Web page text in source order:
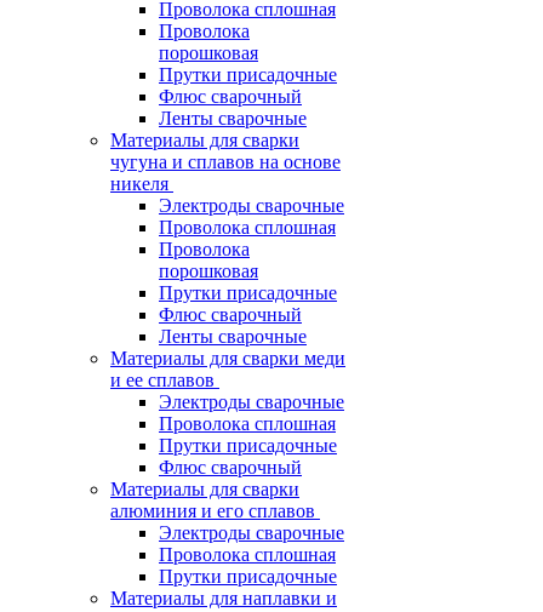
Проволока сплошная
Проволока
порошковая
Прутки присадочные
Флюс сварочный
Ленты сварочные
Материалы для сварки
чугуна и сплавов на основе
никеля
Электроды сварочные
Проволока сплошная
Проволока
порошковая
Прутки присадочные
Флюс сварочный
Ленты сварочные
Материалы для сварки меди
и ее сплавов
Электроды сварочные
Проволока сплошная
Прутки присадочные
Флюс сварочный
Материалы для сварки
алюминия и его сплавов
Электроды сварочные
Проволока сплошная
Прутки присадочные
Материалы для наплавки и